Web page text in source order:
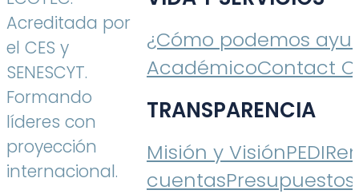
Acreditada por
el CES y
SENESCYT.
Formando
líderes con
proyección
internacional.
¿Cómo podemos
AcadémicoContact
TRANSPARENCIA
Misión y VisiónPEDI
cuentasPresupuestos